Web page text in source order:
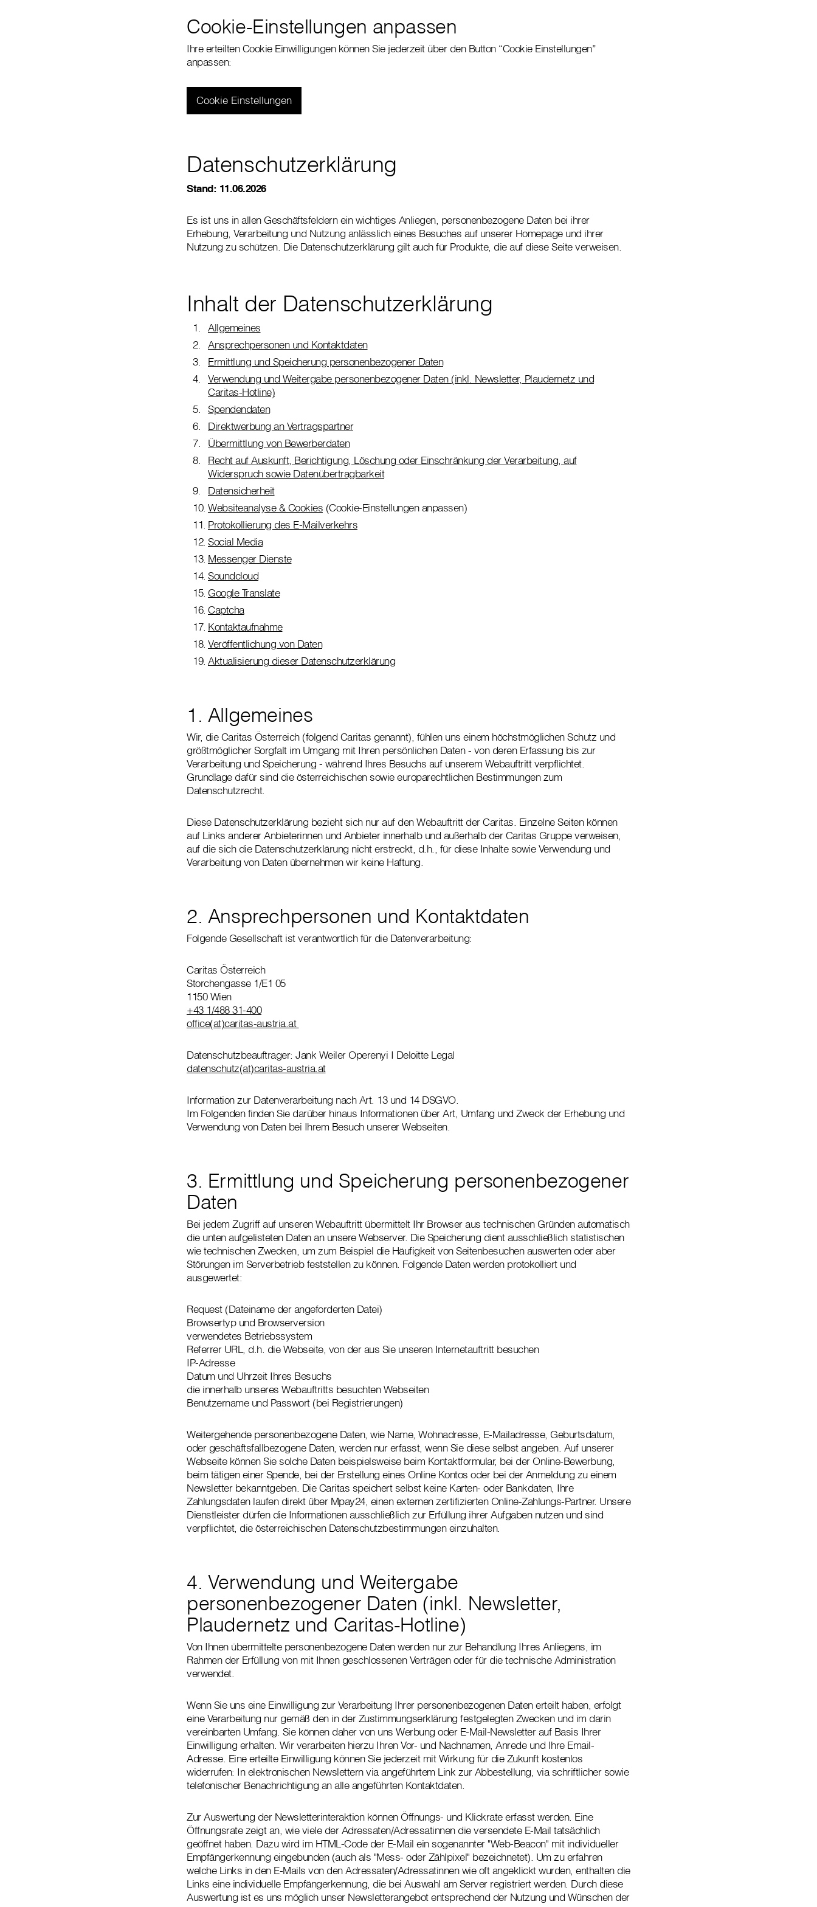
Cookie-Einstellungen anpassen
Ihre erteilten Cookie Einwilligungen können Sie jederzeit über den Button “Cookie Einstellungen”
anpassen:
Cookie Einstellungen
Datenschutzerklärung
Stand: 11.06.2026
Es ist uns in allen Geschäftsfeldern ein wichtiges Anliegen, personenbezogene Daten bei ihrer
Erhebung, Verarbeitung und Nutzung anlässlich eines Besuches auf unserer Homepage und ihrer
Nutzung zu schützen. Die Datenschutzerklärung gilt auch für Produkte, die auf diese Seite verweisen.
Inhalt der Datenschutzerklärung
Allgemeines
Ansprechpersonen und Kontaktdaten
Ermittlung und Speicherung personenbezogener Daten
Verwendung und Weitergabe personenbezogener Daten (inkl. Newsletter, Plaudernetz und
Caritas-Hotline)
Spendendaten
Direktwerbung an Vertragspartner
Übermittlung von Bewerberdaten
Recht auf Auskunft, Berichtigung, Löschung oder Einschränkung der Verarbeitung, auf
Widerspruch sowie Datenübertragbarkeit
Datensicherheit
Websiteanalyse & Cookies (Cookie-Einstellungen anpassen)
Protokollierung des E-Mailverkehrs
Social Media
Messenger Dienste
Soundcloud
Google Translate
Captcha
Kontaktaufnahme
Veröffentlichung von Daten
Aktualisierung dieser Datenschutzerklärung
1. Allgemeines
Wir, die Caritas Österreich (folgend Caritas genannt), fühlen uns einem höchstmöglichen Schutz und
größtmöglicher Sorgfalt im Umgang mit Ihren persönlichen Daten - von deren Erfassung bis zur
Verarbeitung und Speicherung - während Ihres Besuchs auf unserem Webauftritt verpflichtet.
Grundlage dafür sind die österreichischen sowie europarechtlichen Bestimmungen zum
Datenschutzrecht.
Diese Datenschutzerklärung bezieht sich nur auf den Webauftritt der Caritas. Einzelne Seiten können
auf Links anderer Anbieterinnen und Anbieter innerhalb und außerhalb der Caritas Gruppe verweisen,
auf die sich die Datenschutzerklärung nicht erstreckt, d.h., für diese Inhalte sowie Verwendung und
Verarbeitung von Daten übernehmen wir keine Haftung.
2. Ansprechpersonen und Kontaktdaten
Folgende Gesellschaft ist verantwortlich für die Datenverarbeitung:
Caritas Österreich
Storchengasse 1/E1 05
1150 Wien
+43 1/488 31-400
office(at)caritas-austria.at
Datenschutzbeauftrager: Jank Weiler Operenyi I Deloitte Legal
datenschutz(at)caritas-austria.at
Information zur Datenverarbeitung nach Art. 13 und 14 DSGVO.
Im Folgenden finden Sie darüber hinaus Informationen über Art, Umfang und Zweck der Erhebung und
Verwendung von Daten bei Ihrem Besuch unserer Webseiten.
3. Ermittlung und Speicherung personenbezogener
Daten
Bei jedem Zugriff auf unseren Webauftritt übermittelt Ihr Browser aus technischen Gründen automatisch
die unten aufgelisteten Daten an unsere Webserver. Die Speicherung dient ausschließlich statistischen
wie technischen Zwecken, um zum Beispiel die Häufigkeit von Seitenbesuchen auswerten oder aber
Störungen im Serverbetrieb feststellen zu können. Folgende Daten werden protokolliert und
ausgewertet:
Request (Dateiname der angeforderten Datei)
Browsertyp und Browserversion
verwendetes Betriebssystem
Referrer URL, d.h. die Webseite, von der aus Sie unseren Internetauftritt besuchen
IP-Adresse
Datum und Uhrzeit Ihres Besuchs
die innerhalb unseres Webauftritts besuchten Webseiten
Benutzername und Passwort (bei Registrierungen)
Weitergehende personenbezogene Daten, wie Name, Wohnadresse, E-Mailadresse, Geburtsdatum,
oder geschäftsfallbezogene Daten, werden nur erfasst, wenn Sie diese selbst angeben. Auf unserer
Webseite können Sie solche Daten beispielsweise beim Kontaktformular, bei der Online-Bewerbung,
beim tätigen einer Spende, bei der Erstellung eines Online Kontos oder bei der Anmeldung zu einem
Newsletter bekanntgeben. Die Caritas speichert selbst keine Karten- oder Bankdaten, Ihre
Zahlungsdaten laufen direkt über Mpay24, einen externen zertifizierten Online-Zahlungs-Partner. Unsere
Dienstleister dürfen die Informationen ausschließlich zur Erfüllung ihrer Aufgaben nutzen und sind
verpflichtet, die österreichischen Datenschutzbestimmungen einzuhalten.
4. Verwendung und Weitergabe
personenbezogener Daten (inkl. Newsletter,
Plaudernetz und Caritas-Hotline)
Von Ihnen übermittelte personenbezogene Daten werden nur zur Behandlung Ihres Anliegens, im
Rahmen der Erfüllung von mit Ihnen geschlossenen Verträgen oder für die technische Administration
verwendet.
Wenn Sie uns eine Einwilligung zur Verarbeitung Ihrer personenbezogenen Daten erteilt haben, erfolgt
eine Verarbeitung nur gemäß den in der Zustimmungserklärung festgelegten Zwecken und im darin
vereinbarten Umfang. Sie können daher von uns Werbung oder E-Mail-Newsletter auf Basis Ihrer
Einwilligung erhalten. Wir verarbeiten hierzu Ihren Vor- und Nachnamen, Anrede und Ihre Email-
Adresse. Eine erteilte Einwilligung können Sie jederzeit mit Wirkung für die Zukunft kostenlos
widerrufen: In elektronischen Newslettern via angeführtem Link zur Abbestellung, via schriftlicher sowie
telefonischer Benachrichtigung an alle angeführten Kontaktdaten.
Zur Auswertung der Newsletterinteraktion können Öffnungs- und Klickrate erfasst werden. Eine
Öffnungsrate zeigt an, wie viele der Adressaten/Adressatinnen die versendete E-Mail tatsächlich
geöffnet haben. Dazu wird im HTML-Code der E-Mail ein sogenannter "Web-Beacon" mit individueller
Empfängerkennung eingebunden (auch als "Mess- oder Zählpixel" bezeichnetet). Um zu erfahren
welche Links in den E-Mails von den Adressaten/Adressatinnen wie oft angeklickt wurden, enthalten die
Links eine individuelle Empfängerkennung, die bei Auswahl am Server registriert werden. Durch diese
Auswertung ist es uns möglich unser Newsletterangebot entsprechend der Nutzung und Wünschen der